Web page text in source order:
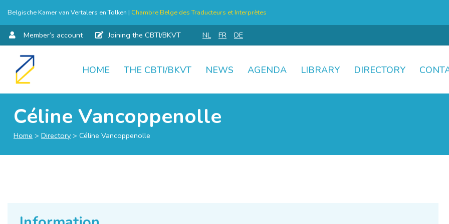
Belgische Kamer van Vertalers en Tolken | Chambre Belge des Traducteurs et Interprètes
Member’s account Joining the CBTI/BKVT NL FR DE
Skip
HOME THE CBTI/BKVT NEWS AGENDA LIBRARY DIRECTORY
Céline Vancoppenolle
Home > Directory > Céline Vancoppenolle